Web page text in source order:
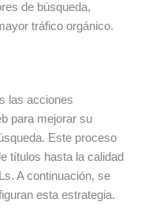
de búsqueda,
tráfico orgánico.
las acciones
para mejorar su
Este proceso
títulos hasta la calidad
A continuación, se
esta estrategia.